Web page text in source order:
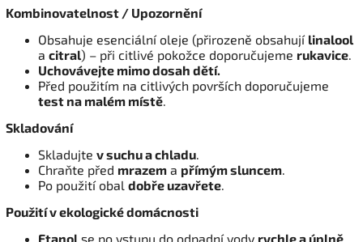
Kombinovatelnost / Upozornění
Obsahuje esenciální oleje (přirozeně obsahují linalool
a citral) – při citlivé pokožce doporučujeme rukavice.
Uchovávejte mimo dosah dětí.
Před použitím na citlivých površích doporučujeme
test na malém místě.
Skladování
Skladujte v suchu a chladu.
Chraňte před mrazem a přímým sluncem.
Po použití obal dobře uzavřete.
Použití v ekologické domácnosti
Etanol se po vstupu do odpadní vody rychle a úplně